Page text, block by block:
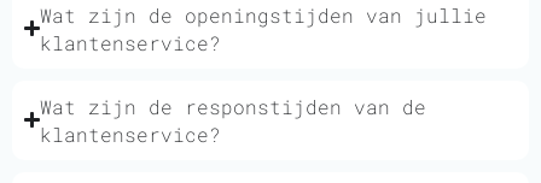
Wat zijn de openingstijden van jullie
klantenservice?
Wat zijn de responstijden van de
klantenservice?